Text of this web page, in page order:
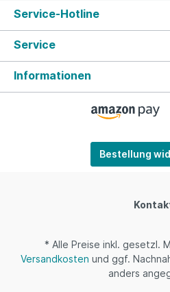
Service-Hotline
Service
Informationen
Bestellung
* Alle Preise inkl. gesetzl.
Versandkosten und ggf.
anders